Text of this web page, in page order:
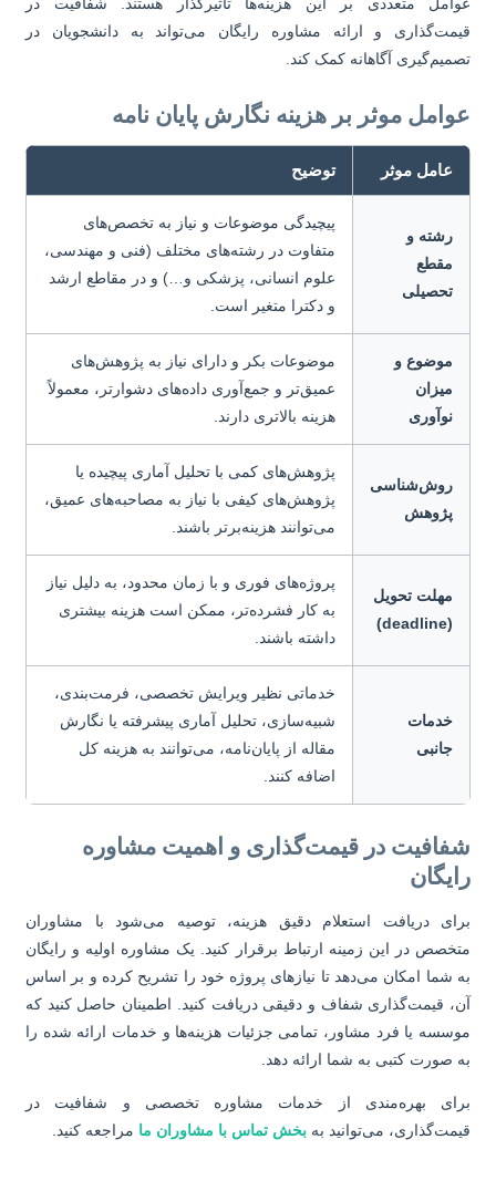
و ارائه مشاوره رایگان می‌تواند به دانشجویان در
آگاهانه کمک کند.
موثر بر هزینه نگارش پایان نامه
عامل موثر توضیح
رشته و
تحصیلی
پیچیدگی موضوعات و نیاز به تخصص‌های
متفاوت در رشته‌های مختلف (فنی و مهندسی،
علوم انسانی، پزشکی و…) و در مقاطع ارشد
و دکترا متغیر است.
موضوع و
میزان
نوآوری
موضوعات بکر و دارای نیاز به پژوهش‌های
عمیق‌تر و جمع‌آوری داده‌های دشوارتر، معمولاً
هزینه بالاتری دارند.
روش‌شناسی
پژوهش
پژوهش‌های کمی با تحلیل آماری پیچیده یا
پژوهش‌های کیفی با نیاز به مصاحبه‌های عمیق،
می‌توانند هزینه‌برتر باشند.
مهلت تحویل
پروژه‌های فوری و با زمان محدود، به دلیل نیاز
به کار فشرده‌تر، ممکن است هزینه بیشتری
داشته باشند.
خدمات
جانبی
خدماتی نظیر ویرایش تخصصی، فرمت‌بندی،
شبیه‌سازی، تحلیل آماری پیشرفته یا نگارش
مقاله از پایان‌نامه، می‌توانند به هزینه کل
اضافه کنند.
در قیمت‌گذاری و اهمیت مشاوره
دریافت استعلام دقیق هزینه، توصیه می‌شود با مشاوران
در این زمینه ارتباط برقرار کنید. یک مشاوره اولیه و رایگان
شما امکان می‌دهد تا نیازهای پروژه خود را تشریح کرده و بر اساس
قیمت‌گذاری شفاف و دقیقی دریافت کنید. اطمینان حاصل کنید که
یا فرد مشاور، تمامی جزئیات هزینه‌ها و خدمات ارائه شده را
صورت کتبی به شما ارائه دهد.
بهره‌مندی از خدمات مشاوره تخصصی و شفافیت در
می‌توانید بهبخش تماس با مشاوران ما مراجعه کنید.